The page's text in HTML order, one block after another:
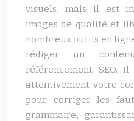
visuels, mais il est
images de qualité et
nombreux outils en
rédiger un
référencement SEO.
attentivement votre
pour corriger les
grammaire,